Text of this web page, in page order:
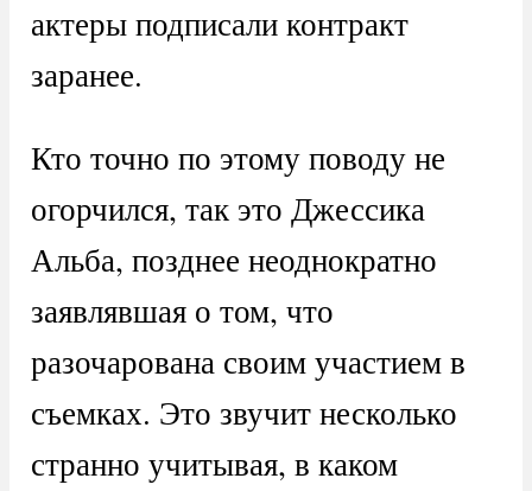
актеры подписали контракт
заранее.
Кто точно по этому поводу не
огорчился, так это Джессика
Альба, позднее неоднократно
заявлявшая о том, что
разочарована своим участием в
съемках. Это звучит несколько
странно учитывая, в каком